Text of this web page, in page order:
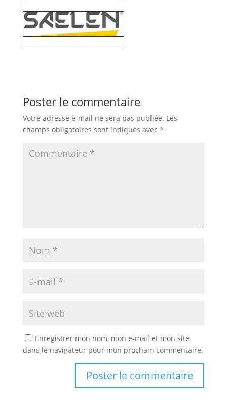
Poster le commentaire
Votre adresse e-mail ne sera pas publiée. Les
champs obligatoires sont indiqués avec *
Enregistrer mon nom, mon e-mail et mon site
dans le navigateur pour mon prochain commentaire.